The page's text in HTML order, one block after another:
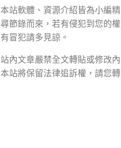
本站軟體、資源介紹皆為小編
尋節錄而來，若有侵犯到您的
有冒犯請多見諒。
站內文章嚴禁全文轉貼或修改
本站將保留法律追訴權，請您